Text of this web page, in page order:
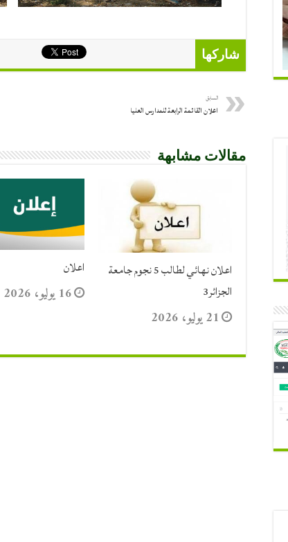
شاركها
السابق
اعلان القائمة الرابعة للمدارس العليا
مقالات مشابهة
اعلان نهائي لطالب 5 نجوم جامعة
الجزائر3
21 يوليو، 2026
اعلان
16 يوليو، 2026